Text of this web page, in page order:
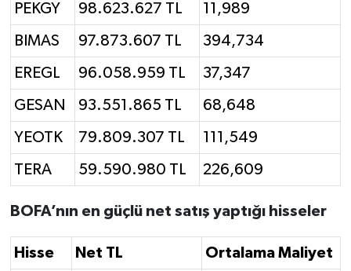
PEKGY 98.623.627 TL 11,989
BIMAS 97.873.607 TL 394,734
EREGL 96.058.959 TL 37,347
GESAN 93.551.865 TL 68,648
YEOTK 79.809.307 TL 111,549
TERA 59.590.980 TL 226,609
BOFA’nın en güçlü net satış yaptığı hisseler
Hisse Net TL Ortalama Maliyet